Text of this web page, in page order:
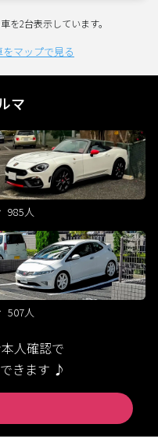
を2台表示しています。
マップで見る
マ
985人
507人
人確認で
きます ♪